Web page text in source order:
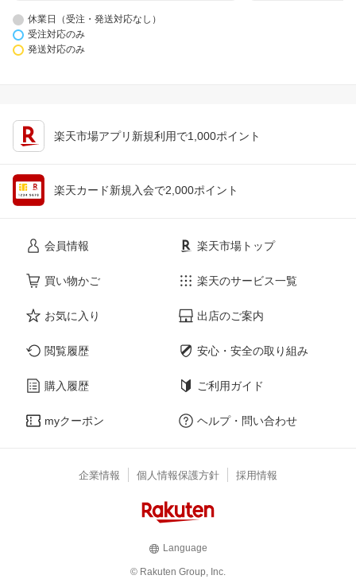
休業日（受注・発送対応なし）
受注対応のみ
発送対応のみ
楽天市場アプリ新規利用で1,000ポイント
楽天カード新規入会で2,000ポイント
会員情報
買い物かご
お気に入り
閲覧履歴
購入履歴
myクーポン
楽天市場トップ
楽天のサービス一覧
出店のご案内
安心・安全の取り組み
ご利用ガイド
ヘルプ・問い合わせ
企業情報 個人情報保護方針 採用情報
Language
© Rakuten Group, Inc.